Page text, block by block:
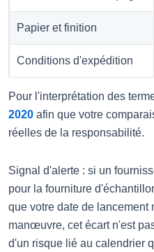
Papier et finition
Conditions d'expédition
Pour l'interprétation des
2020 afin que votre
réelles de la responsabilité.
Signal d'alerte : si un
pour la fourniture
que votre date de lancement
manœuvre, cet écart n'est
d'un risque lié au calendrier